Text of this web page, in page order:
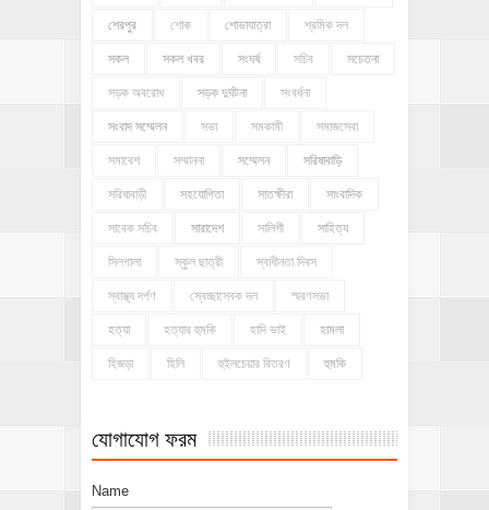
শেরপুর শোক শোভাযাত্রা শ্রমিক দল
সকল সকল খবর সংঘর্ষ সচিব সচেতনা
সড়ক অবরোধ সড়ক দুর্ঘটনা সংবর্ধনা
সংবাদ সম্মেলন সভা সমকামী সমাজসেবা
সমাবেশ সম্মাননা সম্মেলন সরিষাবাড়ি
সরিষাবাড়ী সহযোগিতা সাতক্ষীরা সাংবাদিক
সাবেক সচিব সারাদেশ সালিশী সাহিত্য
সিলগালা স্কুল ছাত্রী স্বাধীনতা দিবস
স্বাস্থ্য দর্পণ স্বেচ্ছাসেবক দল স্মরণসভা
হত্যা হত্যার হুমকি হাদি ভাই হামলা
হিজড়া হিলি হুইলচেয়ার বিতরণ হুমকি
যোগাযোগ ফরম
Name